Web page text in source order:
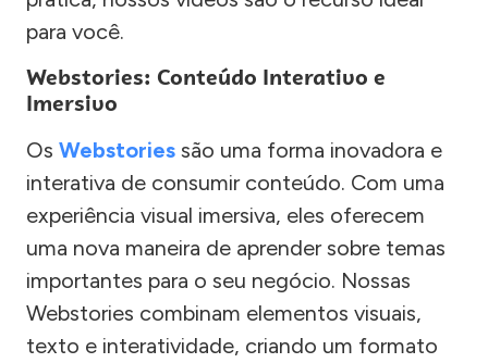
para você.
Webstories: Conteúdo Interativo e
Imersivo
Os Webstories são uma forma inovadora e
interativa de consumir conteúdo. Com uma
experiência visual imersiva, eles oferecem
uma nova maneira de aprender sobre temas
importantes para o seu negócio. Nossas
Webstories combinam elementos visuais,
texto e interatividade, criando um formato